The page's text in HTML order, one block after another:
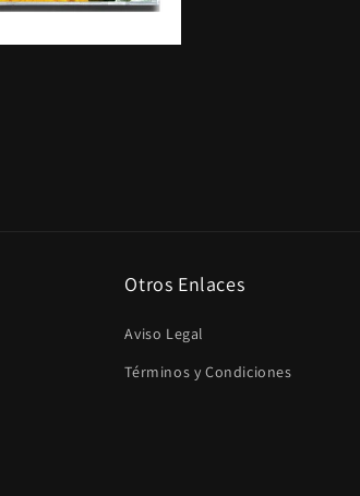
Otros Enlaces
Aviso Legal
Términos y Condiciones